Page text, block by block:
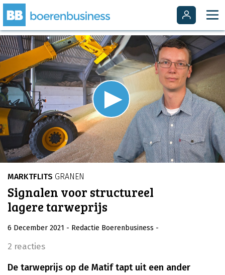
Video
Player
loading.Play
Video
MARKTFLITS GRANEN
Signalen voor structureel
lagere tarweprijs
6 December 2021 - Redactie Boerenbusiness -
2 reacties
De tarweprijs op de Matif tapt uit een ander